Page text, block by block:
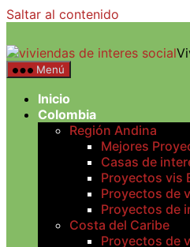
Saltar al contenido
Menú
Inicio
Colombia
Región Andina
Mejores
Casas de
Proyectos vis
Proyectos de
Proyectos de
Costa del Caribe
Proyectos de